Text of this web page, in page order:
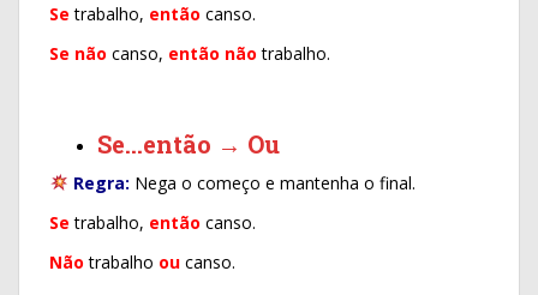
Se trabalho, então canso.
Se não canso, então não trabalho.
Se…então → Ou
Regra: Nega o começo e mantenha o final.
Se trabalho, então canso.
Não trabalho ou canso.